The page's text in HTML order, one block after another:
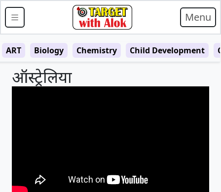
Menu
ART Biology Chemistry Child Development
ऑस्ट्रेलिया